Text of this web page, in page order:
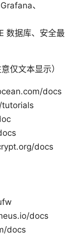
、
数据库、安全最
仅文本显示）
docs
docs
docs
docs